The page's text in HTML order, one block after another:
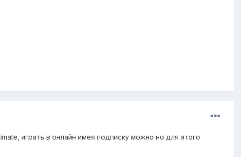
играть в онлайн имея подписку можно но для этого